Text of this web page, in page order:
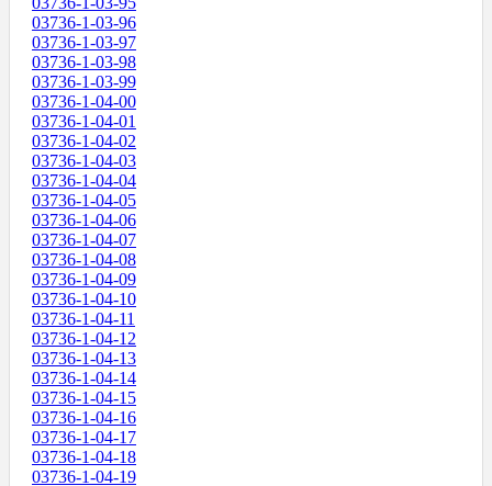
03736-1-03-96
03736-1-03-97
03736-1-03-98
03736-1-03-99
03736-1-04-00
03736-1-04-01
03736-1-04-02
03736-1-04-03
03736-1-04-04
03736-1-04-05
03736-1-04-06
03736-1-04-07
03736-1-04-08
03736-1-04-09
03736-1-04-10
03736-1-04-11
03736-1-04-12
03736-1-04-13
03736-1-04-14
03736-1-04-15
03736-1-04-16
03736-1-04-17
03736-1-04-18
03736-1-04-19